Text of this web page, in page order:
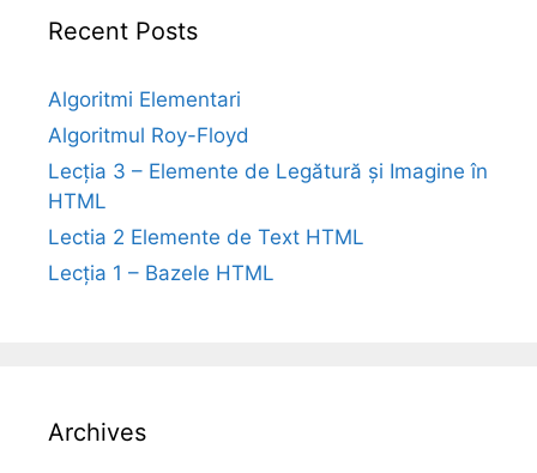
Recent Posts
Algoritmi Elementari
Algoritmul Roy-Floyd
Lecția 3 – Elemente de Legătură și Imagine în
HTML
Lectia 2 Elemente de Text HTML
Lecția 1 – Bazele HTML
Archives